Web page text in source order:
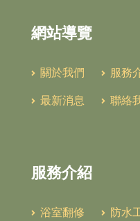
網站導覽
關於我們 服務
最新消息
聯絡
服務介紹
浴室翻修 防水